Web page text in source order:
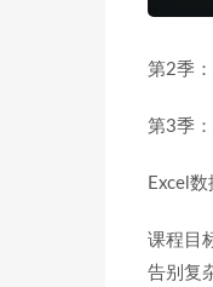
第2季：
第3季：
Excel
课程目
告别复